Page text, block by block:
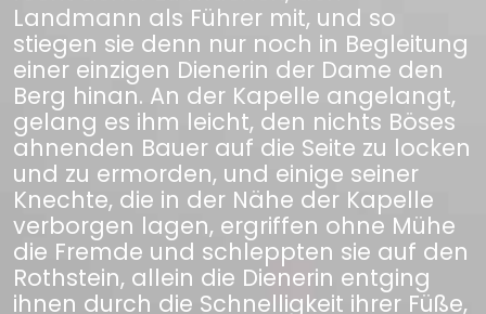
Landmann als Führer mit, und so
stiegen sie denn nur noch in Begleitung
einer einzigen Dienerin der Dame den
Berg hinan. An der Kapelle angelangt,
gelang es ihm leicht, den nichts Böses
ahnenden Bauer auf die Seite zu locken
und zu ermorden, und einige seiner
Knechte, die in der Nähe der Kapelle
verborgen lagen, ergriffen ohne Mühe
die Fremde und schleppten sie auf den
Rothstein, allein die Dienerin entging
ihnen durch die Schnelligkeit ihrer Füße,